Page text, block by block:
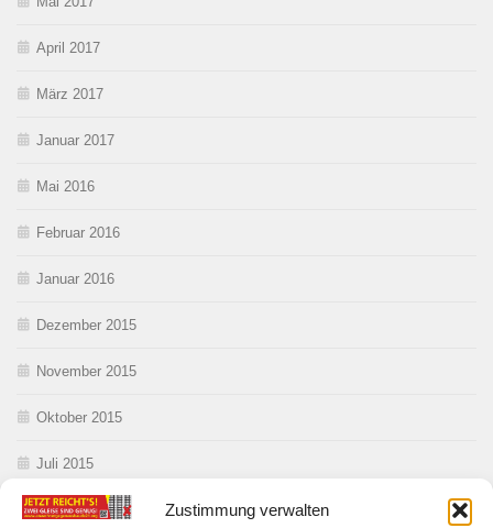
Zustimmung verwalten
April 2017
März 2017
Januar 2017
Mai 2016
Februar 2016
Januar 2016
Dezember 2015
November 2015
Oktober 2015
Juli 2015
Juni 2015